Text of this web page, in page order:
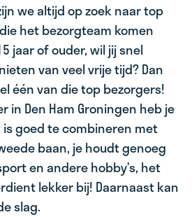
we altijd op zoek naar top
het bezorgteam komen
jaar of ouder, wil jij snel
van veel vrije tijd? Dan
één van die top bezorgers!
in Den Ham Groningen heb je
goed te combineren met
baan, je houdt genoeg
en andere hobby’s, het
lekker bij! Daarnaast kan
slag.